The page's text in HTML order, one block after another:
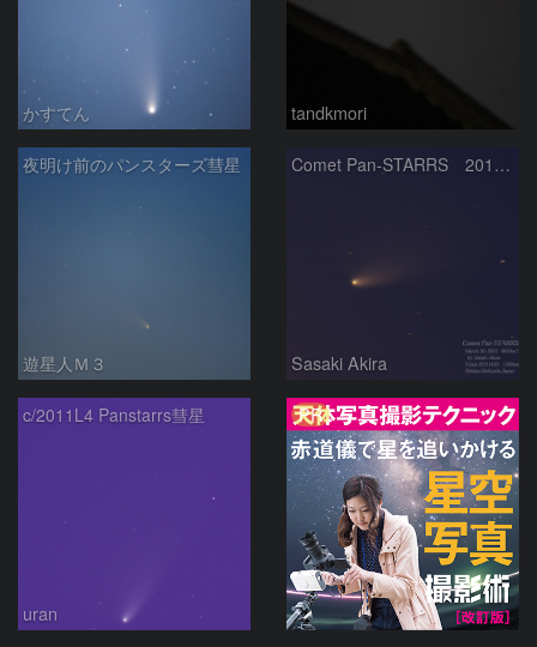
かすてん tandkmori
夜明け前のパンスターズ彗星
遊星人Ｍ３
Comet Pan-STARRS 2013-3-30
Sasaki Akira
c/2011L4 Panstarrs彗星
uran
PR